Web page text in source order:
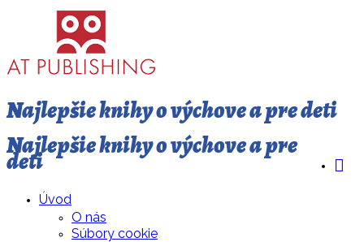
Najlepšie knihy o výchove a pre deti
Najlepšie knihy o výchove a pre
deti
Úvod
O nás
Súbory cookie